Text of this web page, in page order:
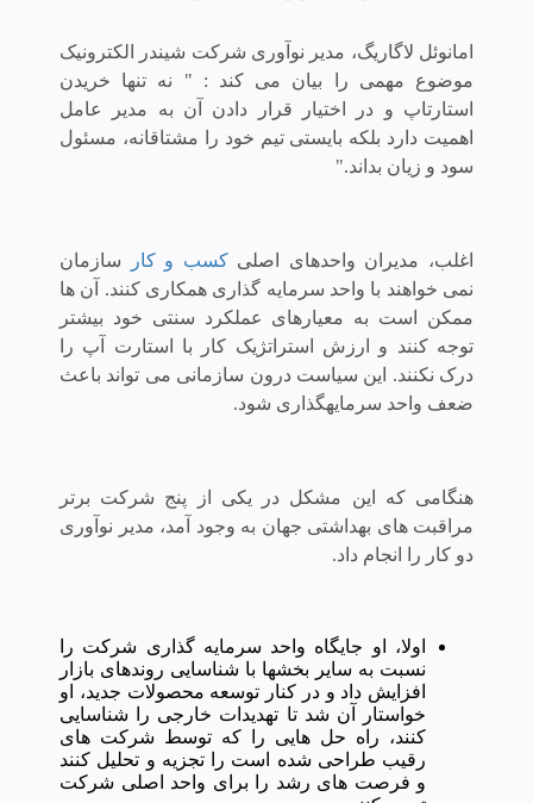
امانوئل لاگاریگ، مدیر نوآوری شرکت شیندر الکترونیک
موضوع مهمی را بیان می کند : " نه تنها خریدن
استارتاپ و در اختیار قرار دادن آن به مدیر عامل
اهمیت دارد بلکه بایستی تیم خود را مشتاقانه، مسئول
سود و زیان بداند."
اغلب، مدیران واحدهای اصلی کسب و کار سازمان
نمی خواهند با واحد سرمایه گذاری همکاری کنند. آن ها
ممکن است به معیارهای عملکرد سنتی خود بیشتر
توجه کنند و ارزش استراتژیک کار با استارت آپ را
درک نکنند. این سیاست درون سازمانی می تواند باعث
ضعف واحد سرمایه­گذاری شود.
هنگامی که این مشکل در یکی از پنج شرکت برتر
مراقبت های بهداشتی جهان به وجود آمد، مدیر نوآوری
دو کار را انجام داد.
اولا، او جایگاه واحد سرمایه گذاری شرکت را
نسبت به سایر بخش­ها با شناسایی روندهای بازار
افزایش داد و در کنار توسعه محصولات جدید، او
خواستار آن شد تا تهدیدات خارجی را شناسایی
کنند، راه حل هایی را که توسط شرکت های
رقیب طراحی شده است را تجزیه و تحلیل کنند
و فرصت های رشد را برای واحد اصلی شرکت